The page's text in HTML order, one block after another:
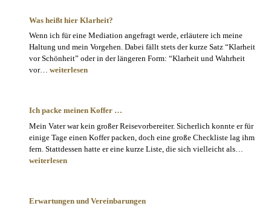
nicht
passieren!“
Was heißt hier Klarheit?
Wenn ich für eine Mediation angefragt werde, erläutere ich meine
Haltung und mein Vorgehen. Dabei fällt stets der kurze Satz “Klarheit
vor Schönheit” oder in der längeren Form: “Klarheit und Wahrheit
vor… Was
weiterlesen
Ich packe meinen Koffer …
Mein Vater war kein großer Reisevorbereiter. Sicherlich konnte er für
einige Tage einen Koffer packen, doch eine große Checkliste lag ihm
fern. Stattdessen hatte er eine kurze Liste, die sich vielleicht als…
weiterlesen
Erwartungen und Vereinbarungen